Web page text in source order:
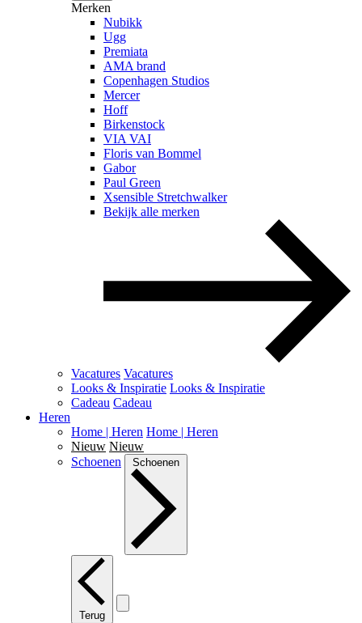
Merken
Nubikk
Ugg
Premiata
AMA brand
Copenhagen Studios
Mercer
Hoff
Birkenstock
VIA VAI
Floris van Bommel
Gabor
Paul Green
Xsensible Stretchwalker
Bekijk alle merken
Vacatures Vacatures
Looks & Inspiratie Looks & Inspiratie
Cadeau Cadeau
Heren
Home | Heren Home | Heren
Nieuw Nieuw
Schoenen
Schoenen
Terug